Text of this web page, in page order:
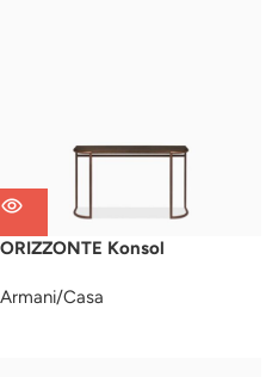
ORIZZONTE Konsol
Armani/Casa